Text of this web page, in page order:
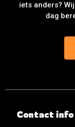
iets anders?
dag
Contact info